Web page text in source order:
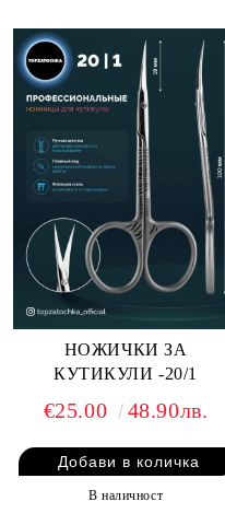
НОЖИЧКИ ЗА
КУТИКУЛИ -20/1
€25.00 48.90лв.
В наличност